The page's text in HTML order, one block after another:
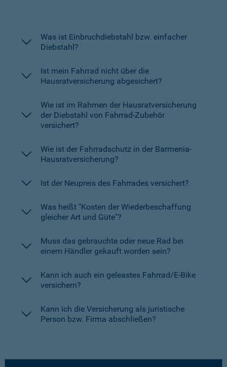
Was ist Einbruchdiebstahl bzw. einfacher
Diebstahl?
Ist mein Fahrrad nicht über die
Hausratversicherung abgesichert?
Wie ist im Rahmen der Hausratversicherung
der Diebstahl von Fahrrad-Zubehör
versichert?
Wie ist der Fahrradschutz in der Barmenia-
Hausratversicherung?
Ist der Neupreis des Fahrrades versichert?
Was heißt "Kosten der Wiederbeschaffung
gleicher Art und Güte"?
Muss das gebrauchte oder neue Rad bei
einem Händler gekauft worden sein?
Kann ich auch ein geleastes Fahrrad/E-Bike
versichern?
Kann ich die Versicherung als juristische
Person bzw. Firma abschließen?